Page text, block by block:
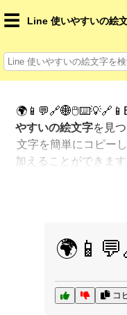
☰ Line 使いやすいの絵
やすいの絵文字を見
文字を簡単にコピー
加えることができま
る順に表示しました
コ